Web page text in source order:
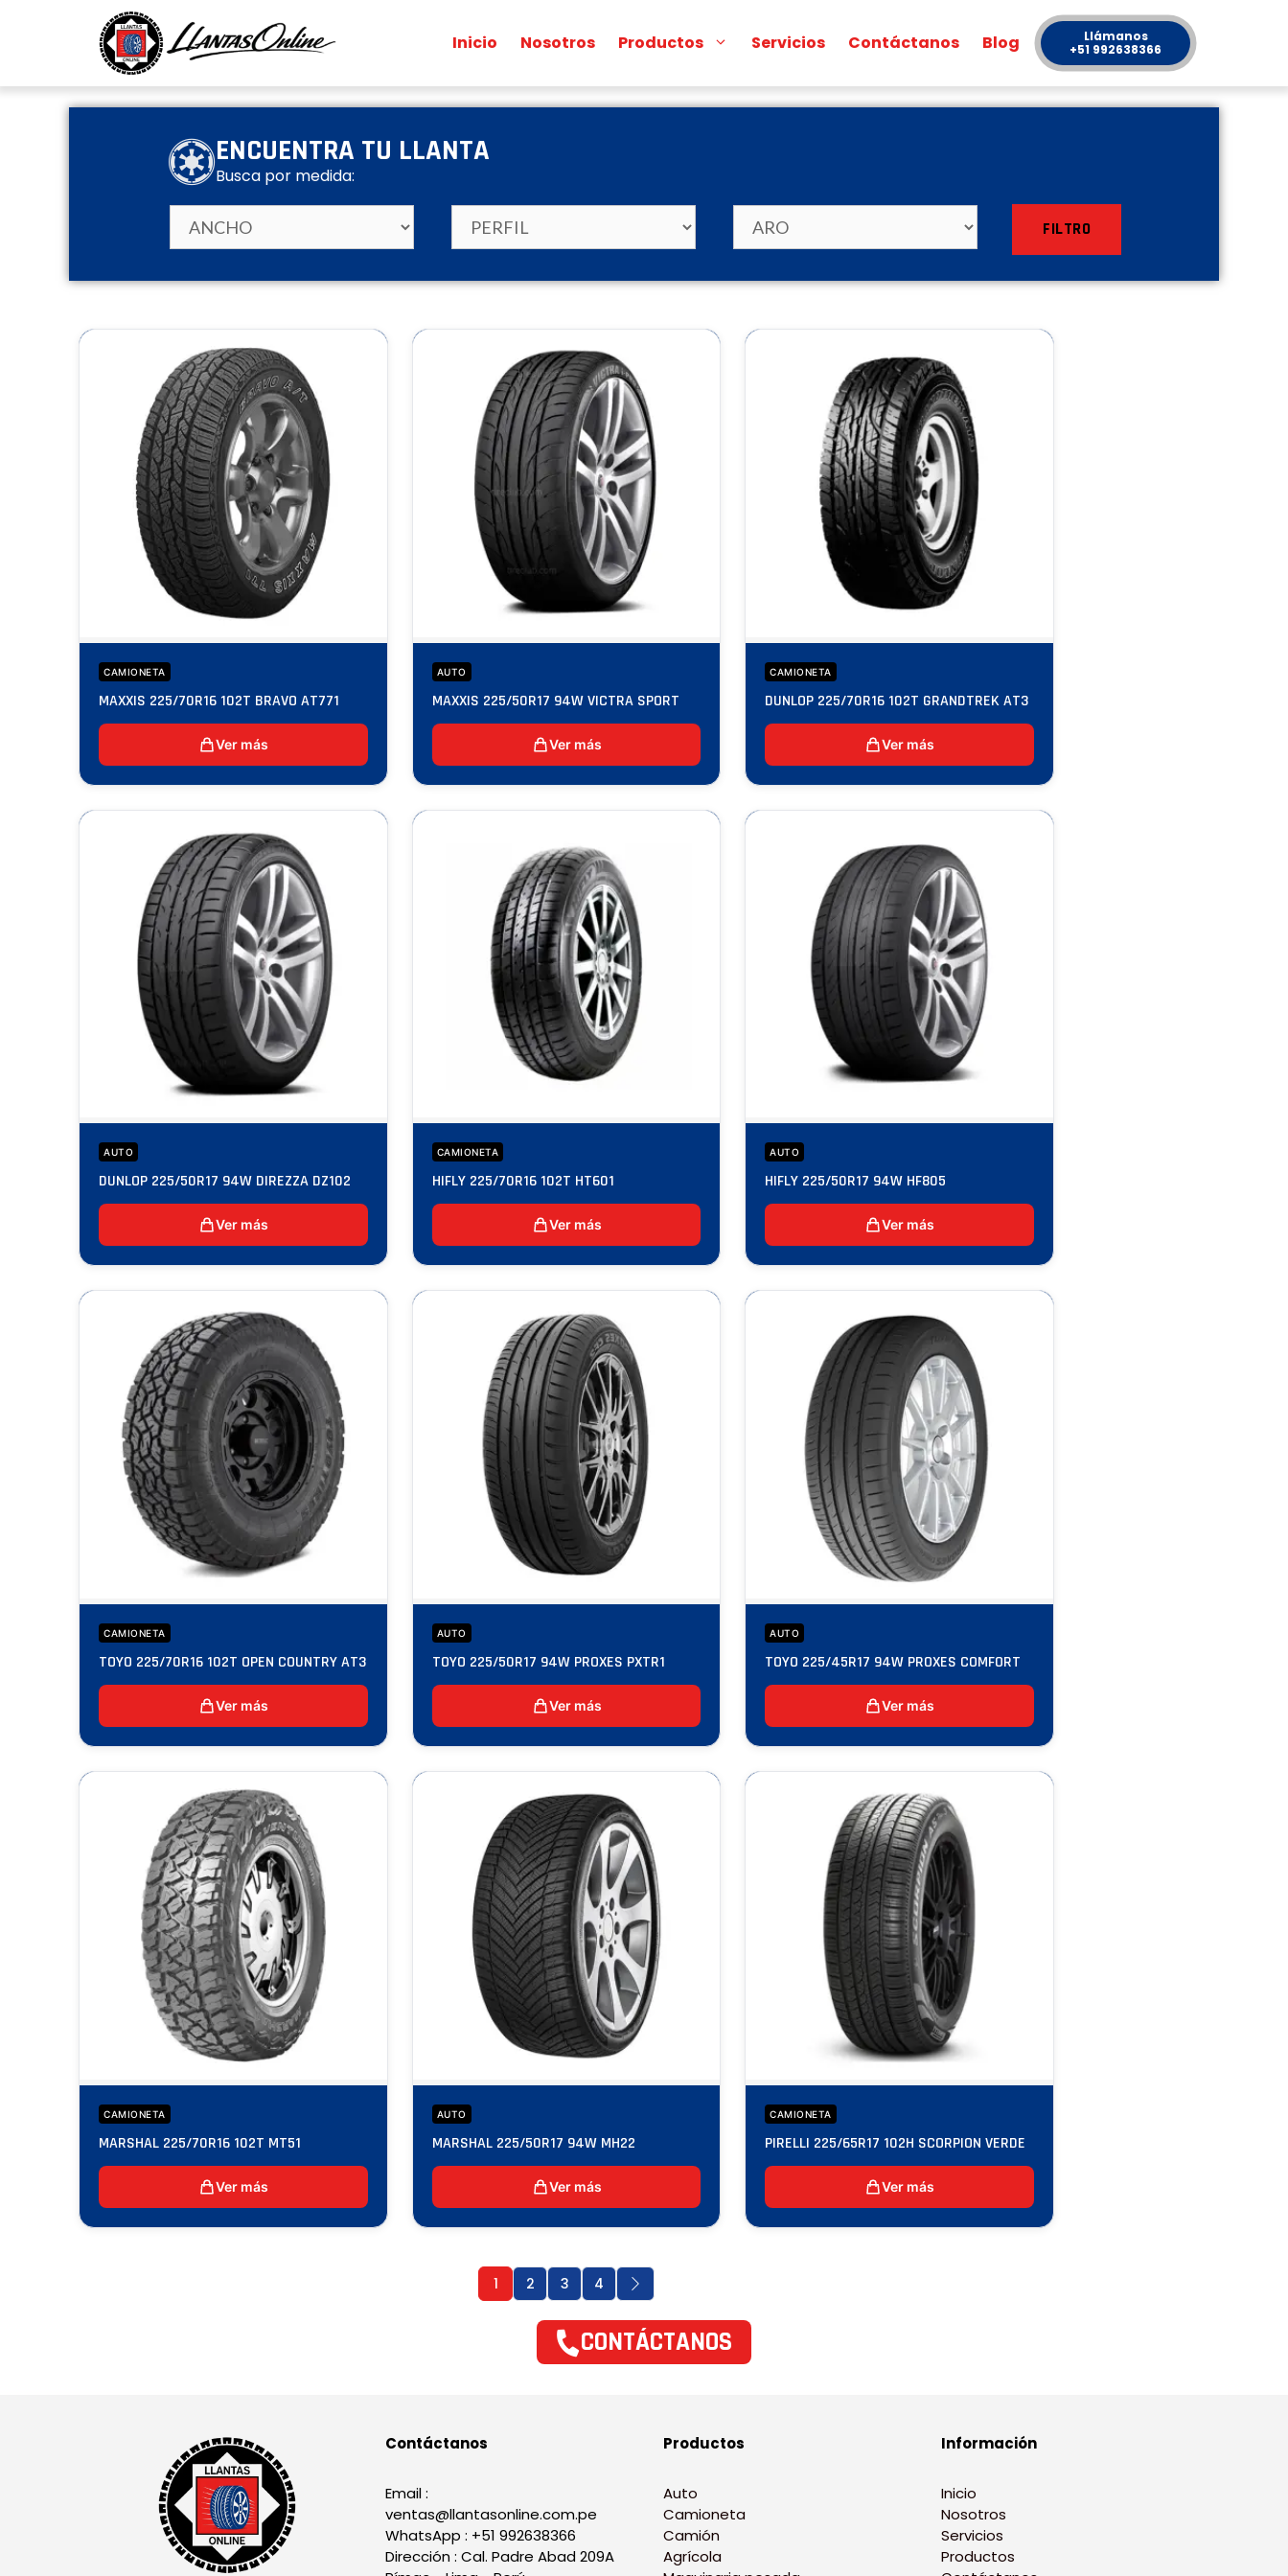
Inicio Nosotros Productos Servicios Contáctanos Blog
Llámanos
+51 992638366
ENCUENTRA TU LLANTA
Busca por medida:
FILTRO
CAMIONETA
MAXXIS 225/70R16 102T BRAVO AT771
Ver más
AUTO
MAXXIS 225/50R17 94W VICTRA SPORT
Ver más
CAMIONETA
DUNLOP 225/70R16 102T GRANDTREK AT3
Ver más
AUTO
DUNLOP 225/50R17 94W DIREZZA DZ102
Ver más
CAMIONETA
HIFLY 225/70R16 102T HT601
Ver más
AUTO
HIFLY 225/50R17 94W HF805
Ver más
CAMIONETA
TOYO 225/70R16 102T OPEN COUNTRY AT3
Ver más
AUTO
TOYO 225/50R17 94W PROXES PXTR1
Ver más
AUTO
TOYO 225/45R17 94W PROXES COMFORT
Ver más
CAMIONETA
MARSHAL 225/70R16 102T MT51
Ver más
AUTO
MARSHAL 225/50R17 94W MH22
Ver más
CAMIONETA
PIRELLI 225/65R17 102H SCORPION VERDE
Ver más
1 2 3 4
CONTÁCTANOS
Contáctanos
Email :
ventas@llantasonline.com.pe
WhatsApp : +51 992638366
Dirección : Cal. Padre Abad 209A
Productos
Auto
Camioneta
Camión
Agrícola
Información
Inicio
Nosotros
Servicios
Productos